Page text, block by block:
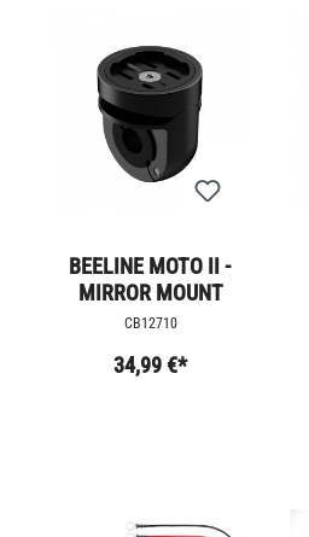
BEELINE MOTO II -
MIRROR MOUNT
CB12710
34,99 €*